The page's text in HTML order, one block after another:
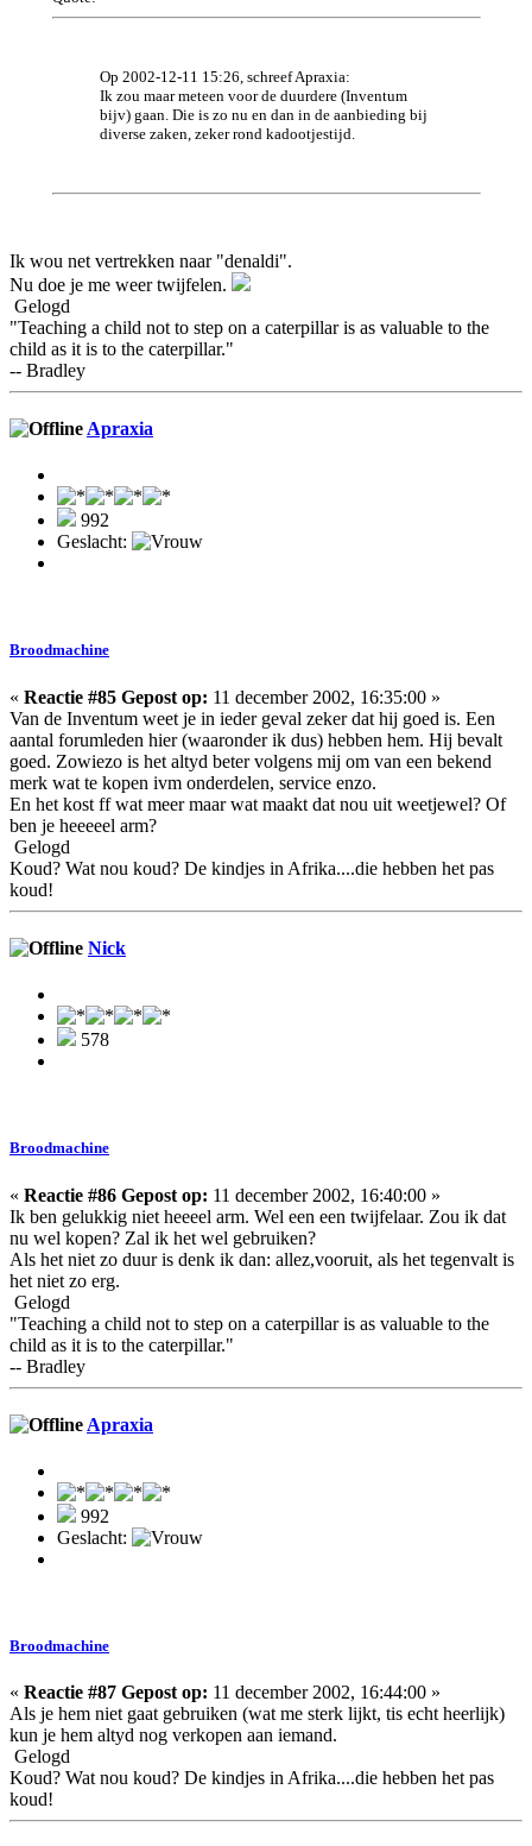
Op 2002-12-11 15:26, schreef Apraxia:
Ik zou maar meteen voor de duurdere (Inventum
bijv) gaan. Die is zo nu en dan in de aanbieding bij
diverse zaken, zeker rond kadootjestijd.
Ik wou net vertrekken naar "denaldi".
Nu doe je me weer twijfelen.
Gelogd
"Teaching a child not to step on a caterpillar is as valuable to the
child as it is to the caterpillar."
-- Bradley
Apraxia
992
Geslacht:
Broodmachine
« Reactie #85 Gepost op: 11 december 2002, 16:35:00 »
Van de Inventum weet je in ieder geval zeker dat hij goed is. Een
aantal forumleden hier (waaronder ik dus) hebben hem. Hij bevalt
goed. Zowiezo is het altyd beter volgens mij om van een bekend
merk wat te kopen ivm onderdelen, service enzo.
En het kost ff wat meer maar wat maakt dat nou uit weetjewel? Of
ben je heeeeel arm?
Gelogd
Koud? Wat nou koud? De kindjes in Afrika....die hebben het pas
koud!
Nick
578
Broodmachine
« Reactie #86 Gepost op: 11 december 2002, 16:40:00 »
Ik ben gelukkig niet heeeel arm. Wel een een twijfelaar. Zou ik dat
nu wel kopen? Zal ik het wel gebruiken?
Als het niet zo duur is denk ik dan: allez,vooruit, als het tegenvalt is
het niet zo erg.
Gelogd
"Teaching a child not to step on a caterpillar is as valuable to the
child as it is to the caterpillar."
-- Bradley
Apraxia
992
Geslacht:
Broodmachine
« Reactie #87 Gepost op: 11 december 2002, 16:44:00 »
Als je hem niet gaat gebruiken (wat me sterk lijkt, tis echt heerlijk)
kun je hem altyd nog verkopen aan iemand.
Gelogd
Koud? Wat nou koud? De kindjes in Afrika....die hebben het pas
koud!